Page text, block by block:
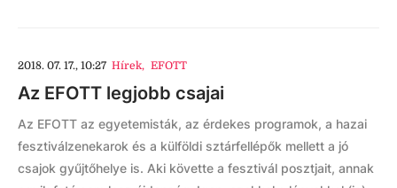
2018. 07. 17., 10:27 Hírek, EFOTT
Az EFOTT legjobb csajai
Az EFOTT az egyetemisták, az érdekes programok, a hazai
fesztiválzenekarok és a külföldi sztárfellépők mellett a jó
csajok gyűjtőhelye is. Aki követte a fesztivál posztjait, annak